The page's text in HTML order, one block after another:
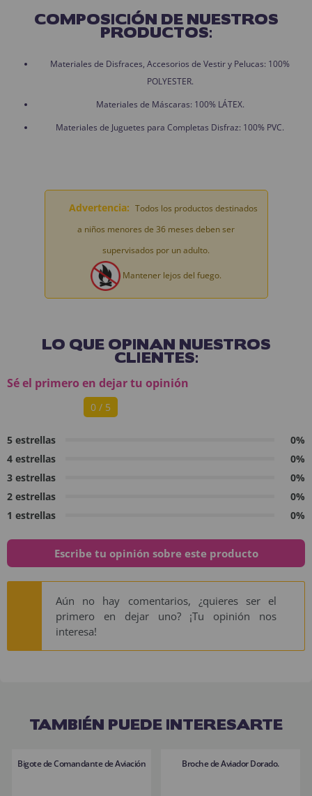
COMPOSICIÓN DE NUESTROS
PRODUCTOS:
Materiales de Disfraces, Accesorios de Vestir y Pelucas: 100%
POLYESTER.
Materiales de Máscaras: 100% LÁTEX.
Materiales de Juguetes para Completas Disfraz: 100% PVC.
Advertencia: Todos los productos destinados
a niños menores de 36 meses deben ser
supervisados por un adulto.
Mantener lejos del fuego.
LO QUE OPINAN NUESTROS
CLIENTES:
Sé el primero en dejar tu opinión
0 / 5
5 estrellas
0%
4 estrellas
0%
3 estrellas
0%
2 estrellas
0%
1 estrellas
0%
Escribe tu opinión sobre este producto
Aún no hay comentarios, ¿quieres ser el
primero en dejar uno? ¡Tu opinión nos
interesa!
TAMBIÉN PUEDE INTERESARTE
Bigote de Comandante de Aviación Broche de Aviador Dorado.